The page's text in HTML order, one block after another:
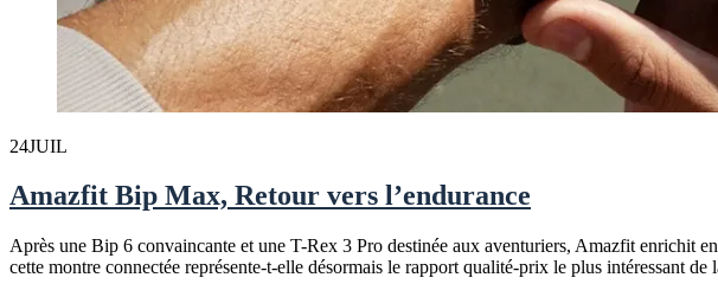
24JUIL
Amazfit Bip Max, Retour vers l’endurance
Après une Bip 6 convaincante et une T-Rex 3 Pro destinée aux aventuriers, Amazfit enrichit
cette montre connectée représente-t-elle désormais le rapport qualité-prix le plus intéressant